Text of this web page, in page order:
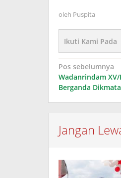
oleh Puspita
Ikuti Kami Pada
Navigasi
pos
Pos sebelumnya
Wadanrindam
Berganda
Jangan